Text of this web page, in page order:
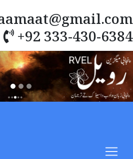
+92 333-430-6384